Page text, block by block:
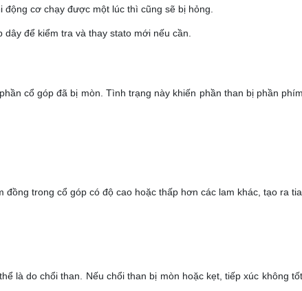
cơ chạy được một lúc thì cũng sẽ bị hỏng.
để kiểm tra và thay stato mới nếu cần.
cổ góp đã bị mòn. Tình trạng này khiến phần than bị phần
trong cổ góp có độ cao hoặc thấp hơn các lam khác, tạo ra
là do chổi than. Nếu chổi than bị mòn hoặc kẹt, tiếp xúc không